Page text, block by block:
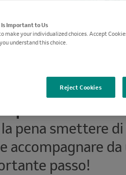
polmonari sono
pena smettere
accompagnare
passo!
Is Important to Us
make your individualized choices. Accept
understand this choice.
Reject Cookies